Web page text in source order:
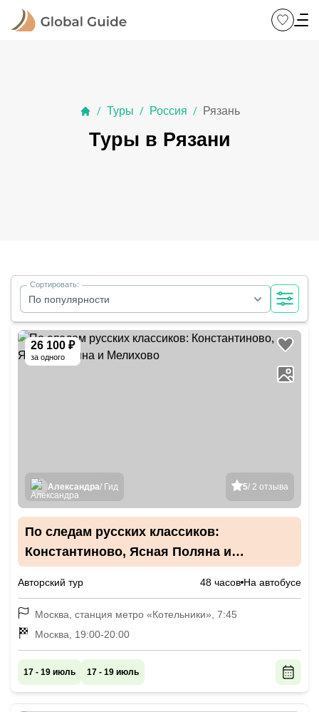
/ Туры / Россия / Рязань
Туры в Рязани
По популярности
Сортировать:
26 100 ₽
за одного
5/ 2 отзыва
Александра/ Гид
По следам русских классиков:
Константиново, Ясная Поляна и
Авторский тур 48 часов На автобусе
Москва, станция метро «Котельники», 7:45
Москва, 19:00-20:00
17 - 19 июль 17 - 19 июль